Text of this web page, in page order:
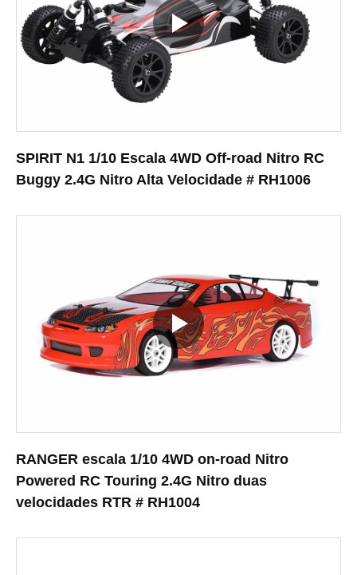
SPIRIT N1 1/10 Escala 4WD Off-road Nitro RC
Buggy 2.4G Nitro Alta Velocidade # RH1006
RANGER escala 1/10 4WD on-road Nitro
Powered RC Touring 2.4G Nitro duas
velocidades RTR # RH1004